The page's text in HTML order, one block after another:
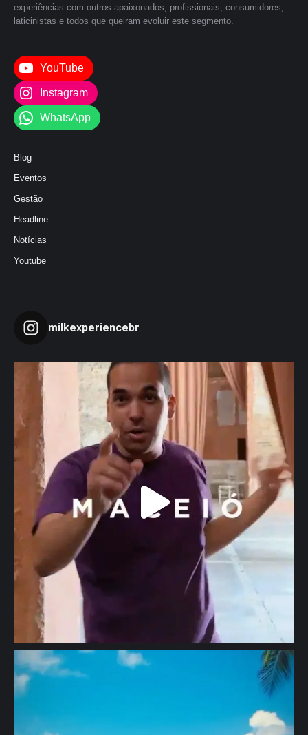
experiências com outros apaixonados, profissionais, consumidores,
laticinistas e todos que queiram evoluir este segmento.
YouTube
Instagram
WhatsApp
Blog
Eventos
Gestão
Headline
Notícias
Youtube
milkexperiencebr